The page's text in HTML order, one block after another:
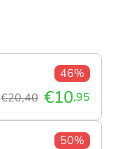
46%
€20,40 €10,95
50%